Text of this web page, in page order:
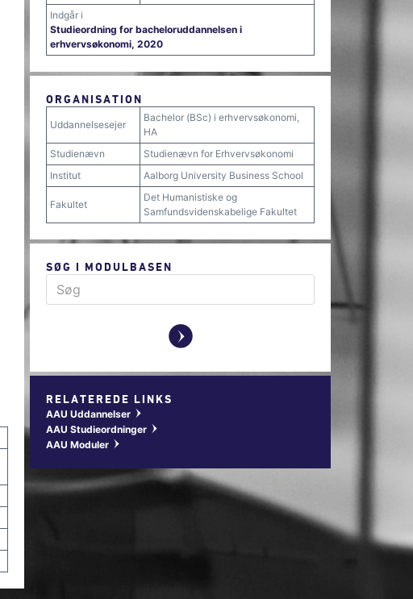
Indgår i
Studieordning for bacheloruddannelsen i
erhvervsøkonomi, 2020
ORGANISATION
Uddannelsesejer
Bachelor (BSc) i erhvervsøkonomi,
HA
Studienævn
Studienævn for Erhvervsøkonomi
Institut
Aalborg University Business School
Fakultet
Det Humanistiske og
Samfundsvidenskabelige Fakultet
SØG I MODULBASEN
y
RELATEREDE LINKS
AAU Uddannelser w
AAU Studieordninger w
AAU Moduler w